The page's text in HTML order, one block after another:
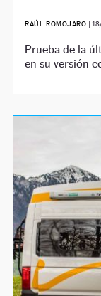
RAÚL ROMOJARO |
Prueba de la
en su versión